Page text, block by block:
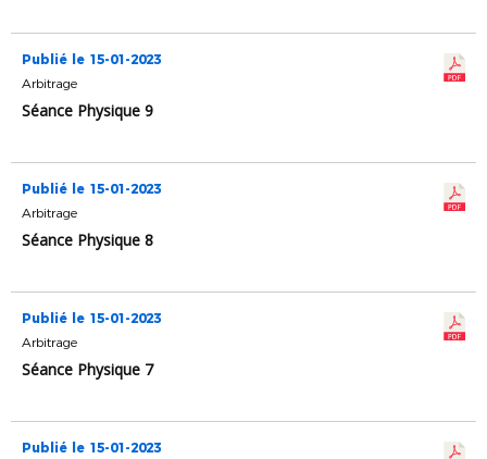
Publié le 15-01-2023
Arbitrage
Séance Physique 9
Publié le 15-01-2023
Arbitrage
Séance Physique 8
Publié le 15-01-2023
Arbitrage
Séance Physique 7
Publié le 15-01-2023